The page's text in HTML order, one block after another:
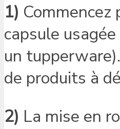
1)
capsule
un
de produits à
2) La mise en